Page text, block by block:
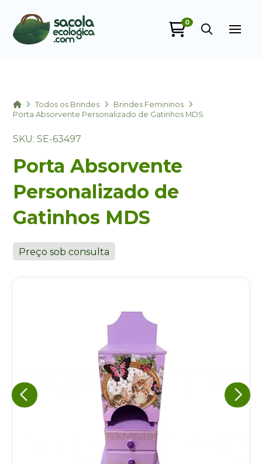
0
HomeTodos os Brindes
Brindes Femininos
Porta Absorvente Personalizado de Gatinhos MDS
SKU: SE-63497
Porta Absorvente
Personalizado de
Gatinhos MDS
Preço sob consulta
+55
A nossa empresa está comprometida a proteger e respeitar
sua privacidade, utilizaremos seus dados apenas para fins
de marketing. Você pode alterar suas preferências a
qualquer momento.
Iniciar conversa